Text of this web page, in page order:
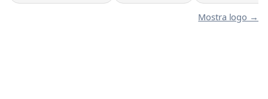
Mostra logo →